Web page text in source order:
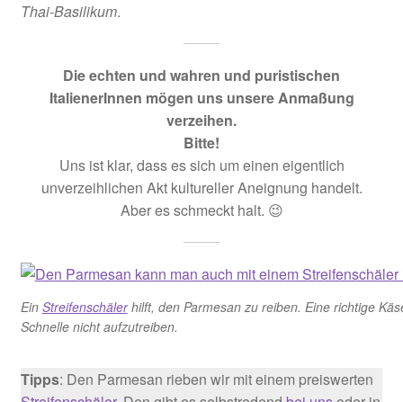
Thai-Basilikum.
Die echten und wahren und puristischen
ItalienerInnen mögen uns unsere Anmaßung
verzeihen.
Bitte!
Uns ist klar, dass es sich um einen eigentlich
unverzeihlichen Akt kultureller Aneignung handelt.
Aber es schmeckt halt. 😉
Ein Streifenschälerhilft, den Parmesan zu reiben. Eine richtige
Schnelle nicht aufzutreiben.
Tipps: Den Parmesan rieben wir mit einem preiswerten